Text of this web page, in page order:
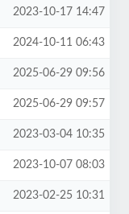
2023-10-17 14:47
2024-10-11 06:43
2025-06-29 09:56
2025-06-29 09:57
2023-03-04 10:35
2023-10-07 08:03
2023-02-25 10:31